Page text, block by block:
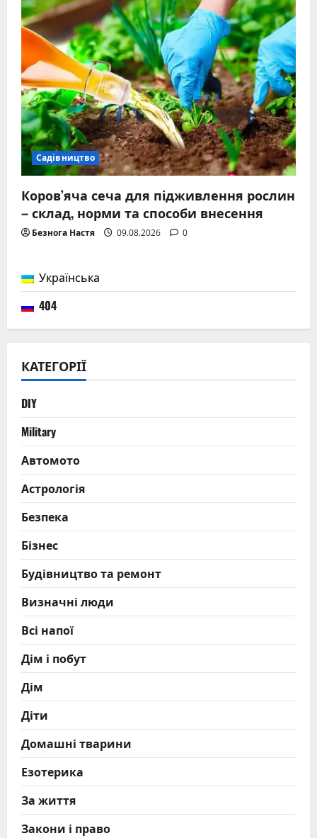
Садівництво
Коров’яча сеча для підживлення рослин
– склад, норми та способи внесення
Безнога Настя 09.08.2026 0
Українська
404
КАТЕГОРІЇ
DIY
Military
Автомото
Астрологія
Безпека
Бізнес
Будівництво та ремонт
Визначні люди
Всі напої
Дім і побут
Дім
Діти
Домашні тварини
Езотерика
За життя
Закони і право